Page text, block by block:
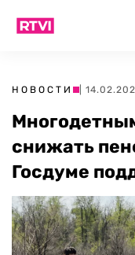
НОВОСТИ |
снижать
Госдуме